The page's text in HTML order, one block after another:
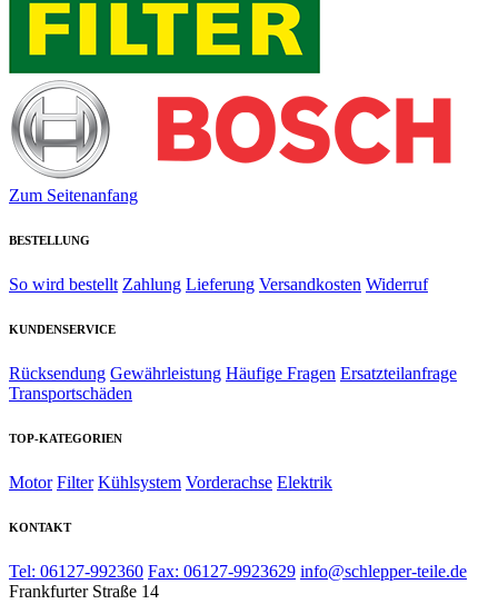
Zum Seitenanfang
BESTELLUNG
So wird bestellt Zahlung Lieferung Versandkosten Widerruf
KUNDENSERVICE
Rücksendung Gewährleistung Häufige Fragen Ersatzteilanfrage
Transportschäden
TOP-KATEGORIEN
Motor Filter Kühlsystem Vorderachse Elektrik
KONTAKT
Tel: 06127-992360 Fax: 06127-9923629 info@schlepper-teile.de
Frankfurter Straße 14